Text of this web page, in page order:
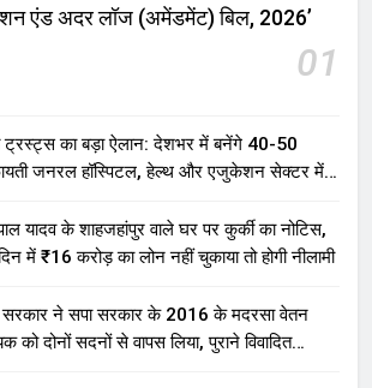
एंड अदर लॉज (अमेंडमेंट) बिल, 2026’
01
ट्रस्ट्स का बड़ा ऐलान: देशभर में बनेंगे 40-50
जनरल हॉस्पिटल, हेल्थ और एजुकेशन सेक्टर में
यादव के शाहजहांपुर वाले घर पर कुर्की का नोटिस,
में ₹16 करोड़ का लोन नहीं चुकाया तो होगी नीलामी
सरकार ने सपा सरकार के 2016 के मदरसा वेतन
को दोनों सदनों से वापस लिया, पुराने विवादित